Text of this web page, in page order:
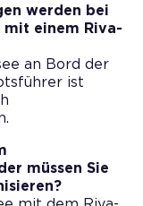
werden bei
einem Riva-
an Bord der
ist
müssen Sie